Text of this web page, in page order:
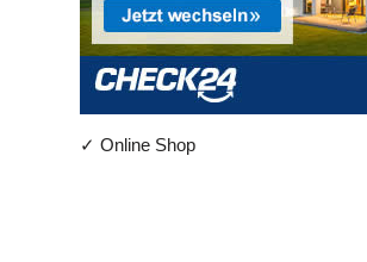
✓ Online Shop